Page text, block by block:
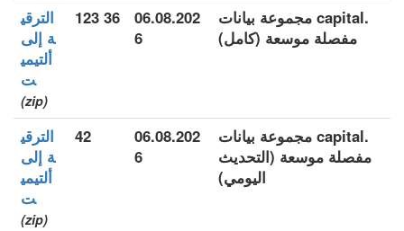
.capital مجموعة بيانات
مفصلة موسعة (كامل)
06.08.202
6
36 123
الترقي
ة إلى
ألتيمي
ت
(zip)
.capital مجموعة بيانات
مفصلة موسعة (التحديث
اليومي)
06.08.202
6
42
الترقي
ة إلى
ألتيمي
ت
(zip)